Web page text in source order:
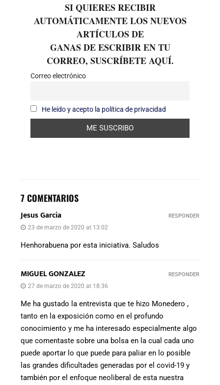
SI QUIERES RECIBIR
AUTOMÁTICAMENTE LOS NUEVOS
ARTÍCULOS DE
GANAS DE ESCRIBIR EN TU
CORREO, SUSCRÍBETE AQUÍ.
Correo electrónico
He leído y acepto la política de privacidad
7 COMENTARIOS
Jesus Garcia
23 de marzo de 2020 at 13:02
Henhorabuena por esta iniciativa. Saludos
RESPONDER
MIGUEL GONZALEZ
27 de marzo de 2020 at 18:36
Me ha gustado la entrevista que te hizo Monedero ,
tanto en la exposición como en el profundo
conocimiento y me ha interesado especialmente algo
que comentaste sobre una bolsa en la cual cada uno
puede aportar lo que puede para paliar en lo posible
las grandes dificultades generadas por el covid-19 y
también por el enfoque neoliberal de esta nuestra
RESPONDER